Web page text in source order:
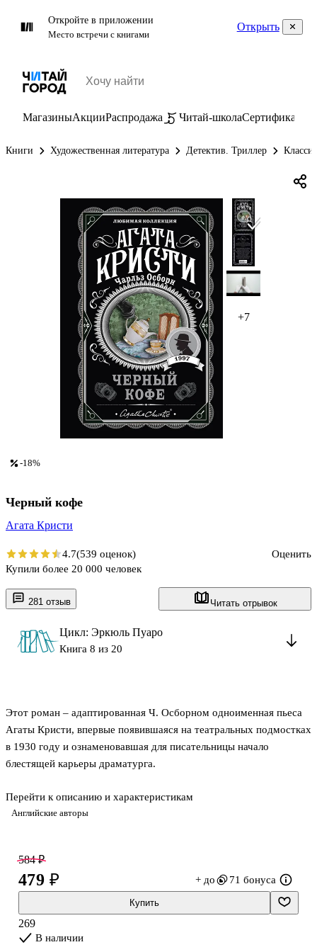
Откройте в приложении
Место встречи с книгами
Открыть
МагазиныАкцииРаспродажа Читай-школаСертификаты
Книги Художественная литература Детектив. Триллер
+7
281 отзыв Читать отрывок
Цикл: Эркюль Пуаро
Книга 8 из 20
Английские авторы
Этот роман – адаптированная Ч. Осборном одноименная пьеса
Агаты Кристи, впервые появившаяся на театральных подмостках
в 1930 году и ознаменовавшая для писательницы начало
блестящей карьеры драматурга.
К великому сыщику Эркюлю Пуаро обращается за помощью
знаменитый физик сэр Клод Эймори, уверенный, что ему
спешат в дом ученого. Однако увидеться с Эймори Пуаро не
успевает – тот отравлен. При этом исчезла открытая им формула
сверхмощного взрывчатого вещества. Но обстоятельства
преступления сложились так, что оно было совершено в
закрытом помещении, а дом еще никто из прис
Перейти к описанию и характеристикам
-18%
Черный кофе
Агата Кристи
4.7(539 оценок)
Оценить
Купили более 20 000 человек
584 ₽
479 ₽ + до 71 бонуса
Купить
269
В наличии